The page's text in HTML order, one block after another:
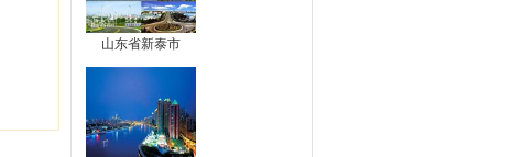
山东省新泰市